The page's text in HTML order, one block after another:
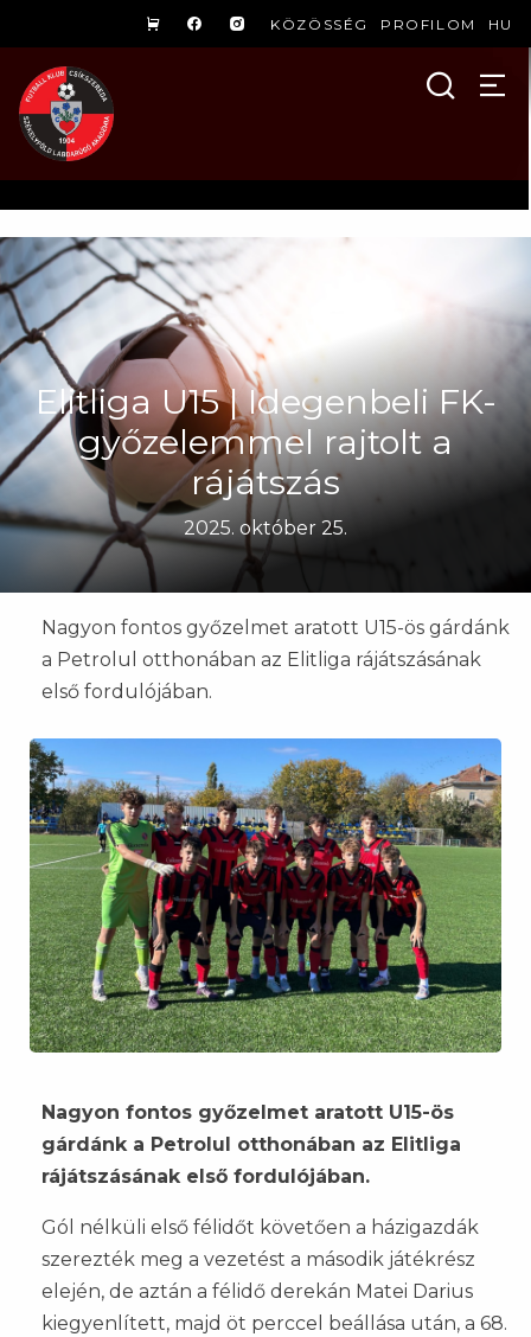
KÖZÖSSÉG PROFILOM HU
Elitliga U15 | Idegenbeli FK-
győzelemmel rajtolt a
rájátszás
2025. október 25.
Nagyon fontos győzelmet aratott U15-ös gárdánk
a Petrolul otthonában az Elitliga rájátszásának
első fordulójában.
Nagyon fontos győzelmet aratott U15-ös
gárdánk a Petrolul otthonában az Elitliga
rájátszásának első fordulójában.
Gól nélküli első félidőt követően a házigazdák
szerezték meg a vezetést a második játékrész
elején, de aztán a félidő derekán Matei Darius
kiegyenlített, majd öt perccel beállása után, a 68.